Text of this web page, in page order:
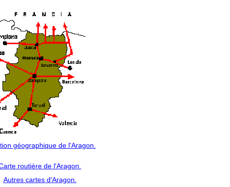
géographique de l'Aragon.
routière de l'Aragon.
Autres cartes d'Aragon.